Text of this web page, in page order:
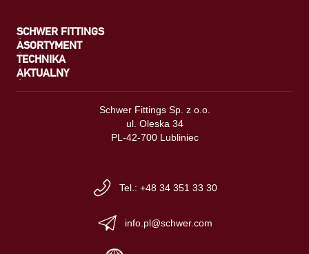
SCHWER FITTINGS
ASORTYMENT
TECHNIKA
AKTUALNY
Schwer Fittings Sp. z o.o.
ul. Oleska 34
PL-42-700 Lubliniec
Tel.: +48 34 351 33 30
info.pl@schwer.com